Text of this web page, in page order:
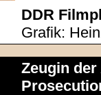
DDR
Grafik:
Zeugin